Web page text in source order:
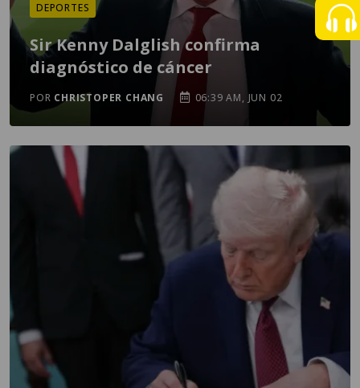
DEPORTES
Sir Kenny Dalglish confirma
diagnóstico de cáncer
POR CHRISTOPER CHANG 06:39 AM, JUN 02